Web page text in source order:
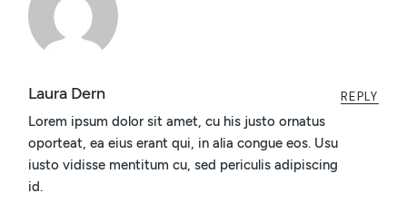
Laura Dern
Lorem ipsum dolor sit amet, cu his justo ornatus
oporteat, ea eius erant qui, in alia congue eos. Usu
iusto vidisse mentitum cu, sed periculis adipiscing
id.
REPLY